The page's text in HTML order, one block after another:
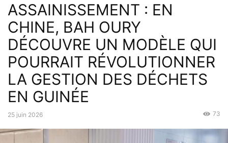
ASSAINISSEMENT : EN
CHINE, BAH OURY
DÉCOUVRE UN MODÈLE QUI
POURRAIT RÉVOLUTIONNER
LA GESTION DES DÉCHETS
EN GUINÉE
25 juin 2026 73